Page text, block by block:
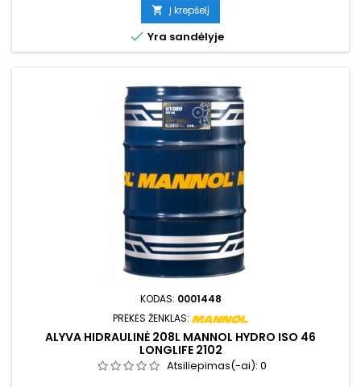
kaina
 Į krepšelį
 Yra sandėlyje
KODAS: 0001448
PREKĖS ŽENKLAS:
ALYVA HIDRAULINĖ 208L MANNOL HYDRO ISO 46
LONGLIFE 2102
Atsiliepimas(-ai): 0